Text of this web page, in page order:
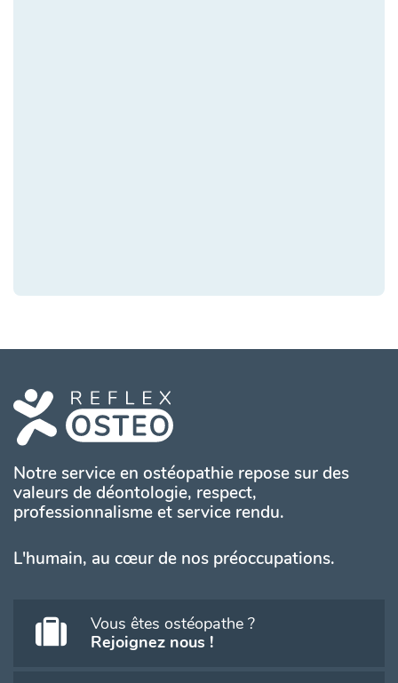
Notre service en ostéopathie repose sur des
valeurs de déontologie, respect,
professionnalisme et service rendu.
L'humain, au cœur de nos préoccupations.
Vous êtes ostéopathe ?
Rejoignez nous !